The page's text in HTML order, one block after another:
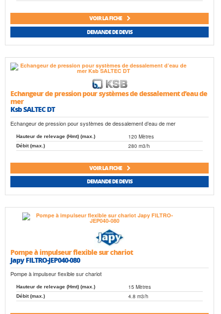
VOIR LA FICHE
DEMANDE DE DEVIS
Echangeur de pression pour systèmes de dessalement d’eau de
mer
Ksb SALTEC DT
Echangeur de pression pour systèmes de dessalement d’eau de mer
Hauteur de relevage (Hmt) (max.) 120 Mètres
Débit (max.) 280 m3/h
VOIR LA FICHE
DEMANDE DE DEVIS
Pompe à impulseur flexible sur chariot
Japy FILTRO-JEP040-080
Pompe à impulseur flexible sur chariot
Hauteur de relevage (Hmt) (max.) 15 Mètres
Débit (max.) 4.8 m3/h